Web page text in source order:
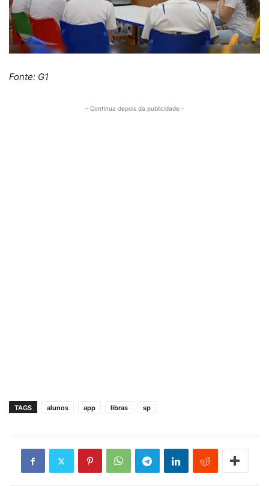
Fonte: G1
- Continua depois da publicidade -
TAGS alunos app libras sp